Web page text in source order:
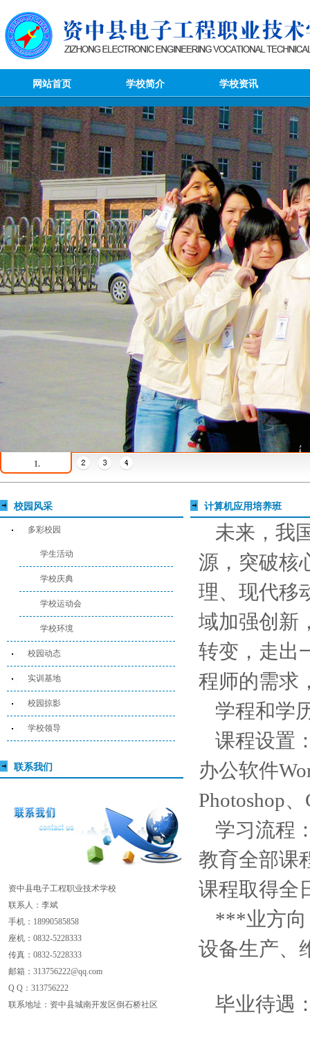
网站首页 学校简介 学校资讯
1.
校园风采
多彩校园
学生活动
学校庆典
学校运动会
学校环境
校园动态
实训基地
校园掠影
学校领导
联系我们
资中县电子工程职业技术学校
联系人：李斌
手机：18990585858
座机：0832-5228333
传真： 0832-5228333
邮箱：313756222@qq.com
Q Q： 313756222
联系地址：资中县城南开发区倒石桥社区
计算机应用培养班
未来，我
源，突破核
理、现代移
域加强创新
转变，走出
程师的需求
学程和学
课程设置
办公软件
Photoshop
学习流程
教育全部课
课程取得全
***业方向
设备生产、
毕业待遇